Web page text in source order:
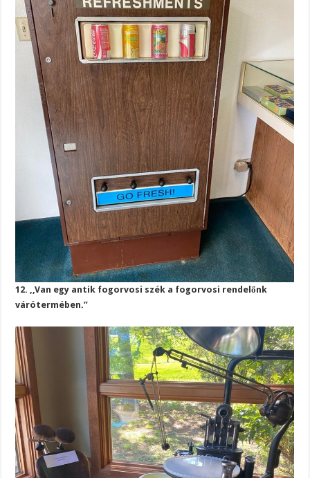
12. ,,Van egy antik fogorvosi szék a fogorvosi rendelőnk
várótermében.”